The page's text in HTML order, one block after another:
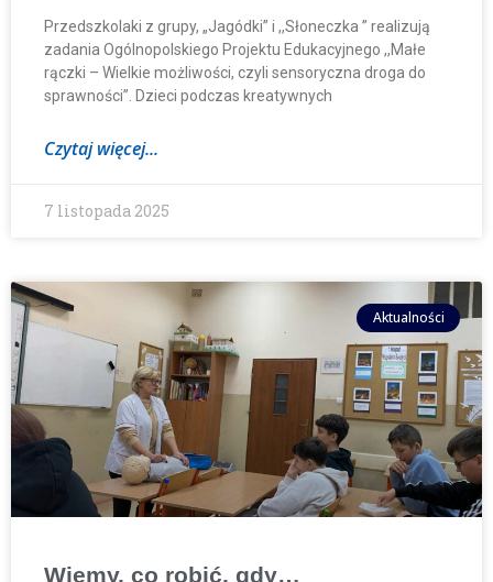
Przedszkolaki z grupy, „Jagódki” i ,,Słoneczka ” realizują
zadania Ogólnopolskiego Projektu Edukacyjnego ,,Małe
rączki – Wielkie możliwości, czyli sensoryczna droga do
sprawności”. Dzieci podczas kreatywnych
Czytaj więcej...
7 listopada 2025
Aktualności
Wiemy, co robić, gdy…